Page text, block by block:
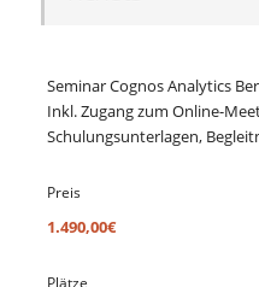
Seminar Cognos Analytics
Inkl. Zugang zum Online-
Schulungsunterlagen,
Preis
1.490,00€
Plätze